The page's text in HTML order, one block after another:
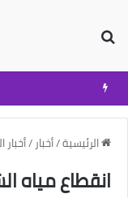
الرئيسية/أخبار /
انقطاع مياه